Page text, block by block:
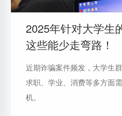
2025年针对大学生
这些能少走弯路！
近期诈骗案件频发，大学生
求职、学业、消费等多方面
机。